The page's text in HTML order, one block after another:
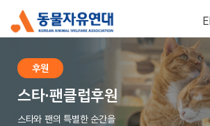
후원
스타·팬클럽후원
스타와 팬의 특별한 순간을